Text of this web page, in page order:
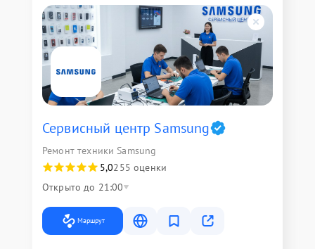
Сервисный центр Samsung
Ремонт техники Samsung
5,0255 оценки
Открыто до 21:00
Маршрут